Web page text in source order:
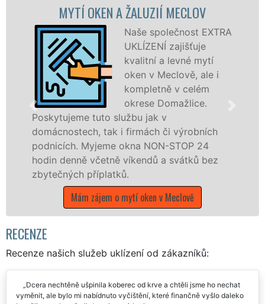
MYTÍ OKEN A ŽALUZIÍ MECLOV
Naše společnost EXTRA
UKLÍZENÍ zajišťuje
kvalitní a levné mytí
oken v Meclově, ale i
kompletně v celém
okrese Domažlice.
tuto službu jak v
tak i firmách či výrobních
Myjeme okna NON-STOP 24
včetně víkendů a svátků bez
příplatků.
Mám zájem o mytí oken v Meclově
RECENZE
Recenze našich služeb uklízení od zákazníků:
Dcera nechtěně ušpinila koberec od krve a chtěli jsme ho nechat